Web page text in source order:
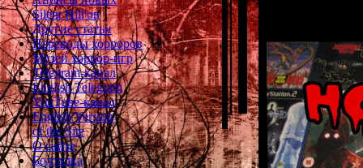
Silent Hill'ов
Другие статьи
Переводы хорроров
Музей хоррор-игр
Telegram-канал
English Telegram
YouTube-канал
English Version
of the Site
О сайте
Болталка